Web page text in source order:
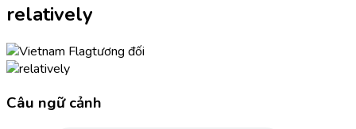
relatively
tương đối
Câu ngữ cảnh